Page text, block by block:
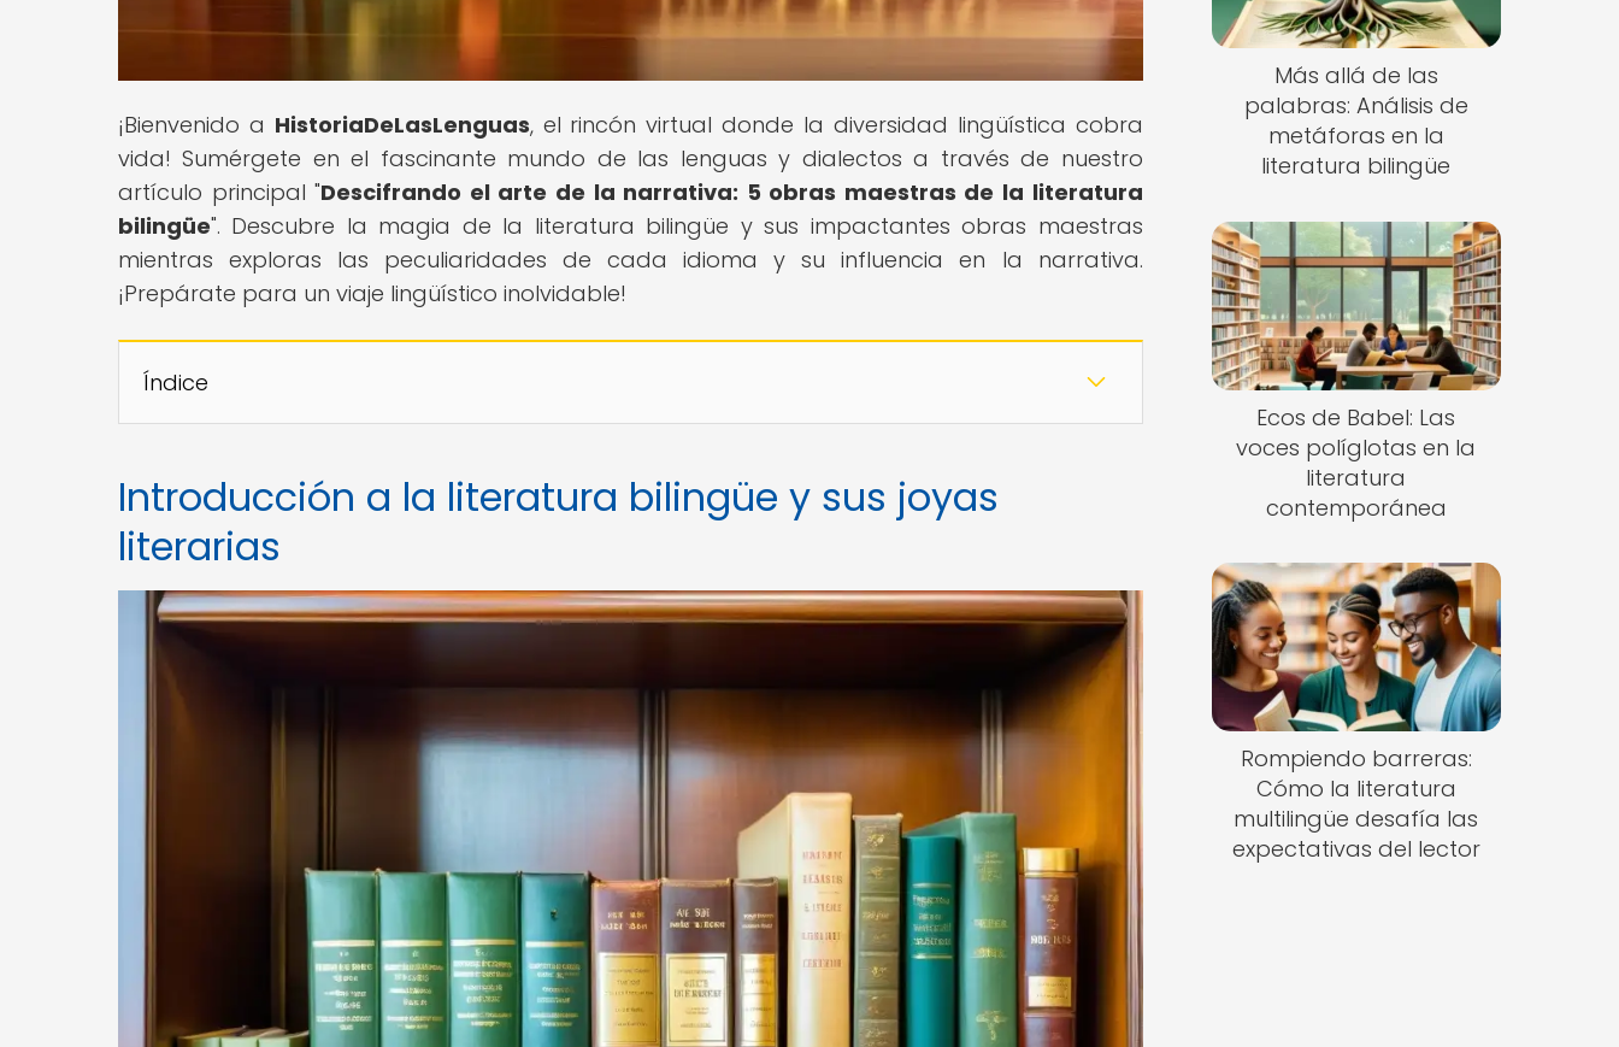
¡Bienvenido a HistoriaDeLasLenguas, el rincón virtual donde la diversidad lingüística cobra
vida! Sumérgete en el fascinante mundo de las lenguas y dialectos a través de nuestro
artículo principal "Descifrando el arte de la narrativa: 5 obras maestras de la literatura
bilingüe". Descubre la magia de la literatura bilingüe y sus impactantes obras maestras
mientras exploras las peculiaridades de cada idioma y su influencia en la narrativa.
¡Prepárate para un viaje lingüístico inolvidable!
Índice
Introducción a la literatura bilingüe y sus joyas
literarias
Más allá de las
palabras: Análisis de
metáforas en la
literatura bilingüe
Ecos de Babel: Las
voces políglotas en la
literatura
contemporánea
Rompiendo barreras:
Cómo la literatura
multilingüe desafía las
expectativas del lector